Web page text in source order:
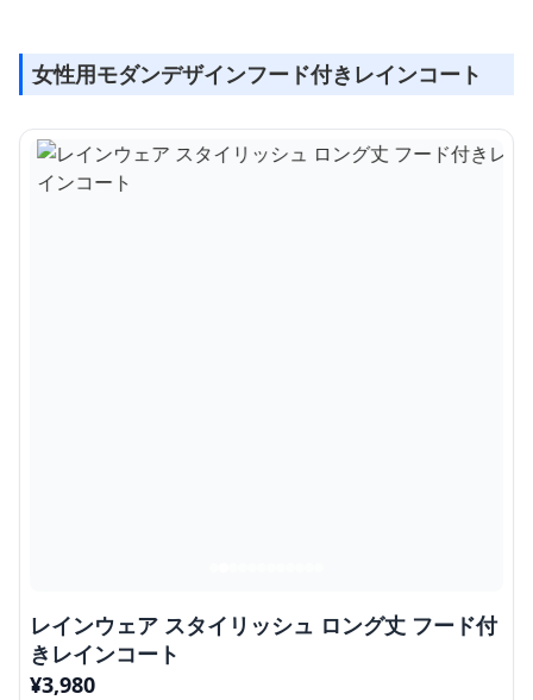
女性用モダンデザインフード付きレインコート
レインウェア スタイリッシュ ロング丈 フード付
きレインコート
¥3,980